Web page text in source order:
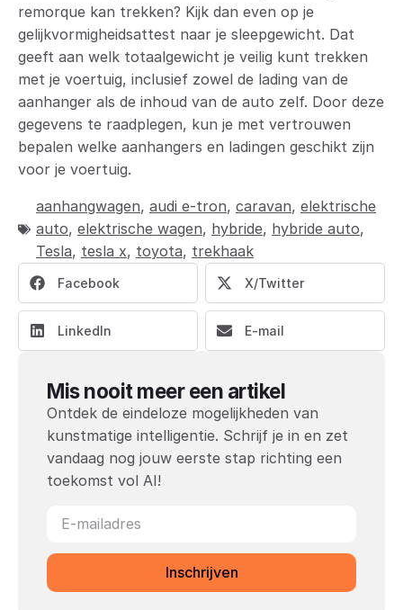
remorque kan trekken? Kijk dan even op je
gelijkvormigheidsattest naar je sleepgewicht. Dat
geeft aan welk totaalgewicht je veilig kunt trekken
met je voertuig, inclusief zowel de lading van de
aanhanger als de inhoud van de auto zelf. Door deze
gegevens te raadplegen, kun je met vertrouwen
bepalen welke aanhangers en ladingen geschikt zijn
voor je voertuig.
aanhangwagen, audi e-tron, caravan, elektrische
auto, elektrische wagen, hybride, hybride auto,
Tesla, tesla x, toyota, trekhaak
Facebook X/Twitter
LinkedIn E-mail
Mis nooit meer een artikel
Ontdek de eindeloze mogelijkheden van
kunstmatige intelligentie. Schrijf je in en zet
vandaag nog jouw eerste stap richting een
toekomst vol AI!
Inschrijven